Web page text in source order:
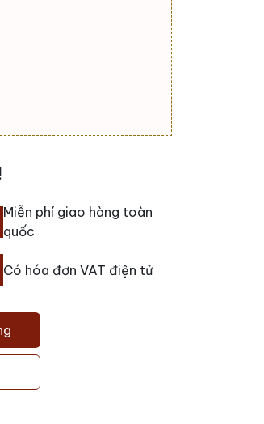
Miễn phí giao hàng toàn
quốc
Có hóa đơn VAT điện tử